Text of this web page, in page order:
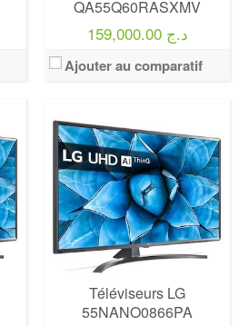
QA55Q60RASXMV
159,000.00 د.ج
Ajouter au comparatif
Téléviseurs LG
55NANO0866PA
Marque:LG
Prix:75000
Définition:UHD TV
View Details →